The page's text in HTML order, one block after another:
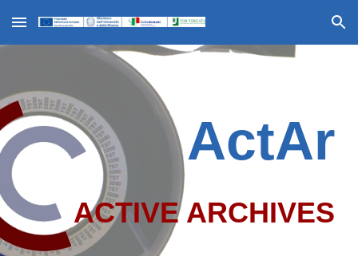
Skip to main content Skip to navigation
ActAr
ACTIVE ARCHIVES